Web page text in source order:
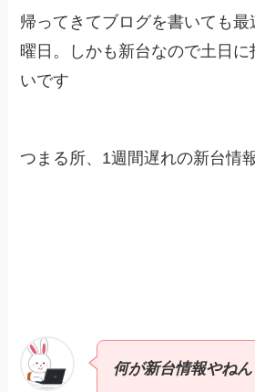
帰ってきてブログを書いても最
曜日。しかも新台なので土日に
いです
つまる所、1週間遅れの新台情
何が新台情報やねん